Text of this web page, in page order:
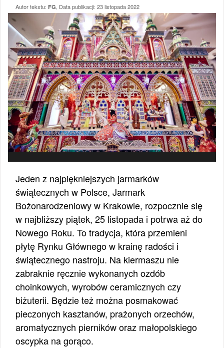
Autor tekstu: FG , Data publikacji: 23 listopada 2022
Jeden z najpiękniejszych jarmarków
świątecznych w Polsce, Jarmark
Bożonarodzeniowy w Krakowie, rozpocznie się
w najbliższy piątek, 25 listopada i potrwa aż do
Nowego Roku. To tradycja, która przemieni
płytę Rynku Głównego w krainę radości i
świątecznego nastroju. Na kiermaszu nie
zabraknie ręcznie wykonanych ozdób
choinkowych, wyrobów ceramicznych czy
biżuterii. Będzie też można posmakować
pieczonych kasztanów, prażonych orzechów,
aromatycznych pierników oraz małopolskiego
oscypka na gorąco.